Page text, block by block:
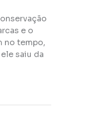
e o
no tempo,
saiu da